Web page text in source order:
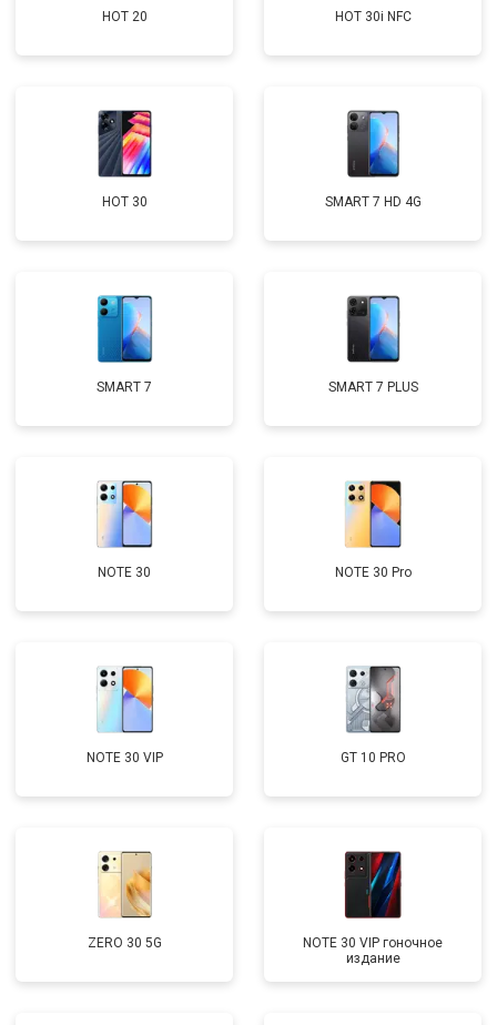
HOT 20 HOT 30i NFC
HOT 30 SMART 7 HD 4G
SMART 7 SMART 7 PLUS
NOTE 30 NOTE 30 Pro
NOTE 30 VIP GT 10 PRO
ZERO 30 5G
NOTE 30 VIP гоночное
издание